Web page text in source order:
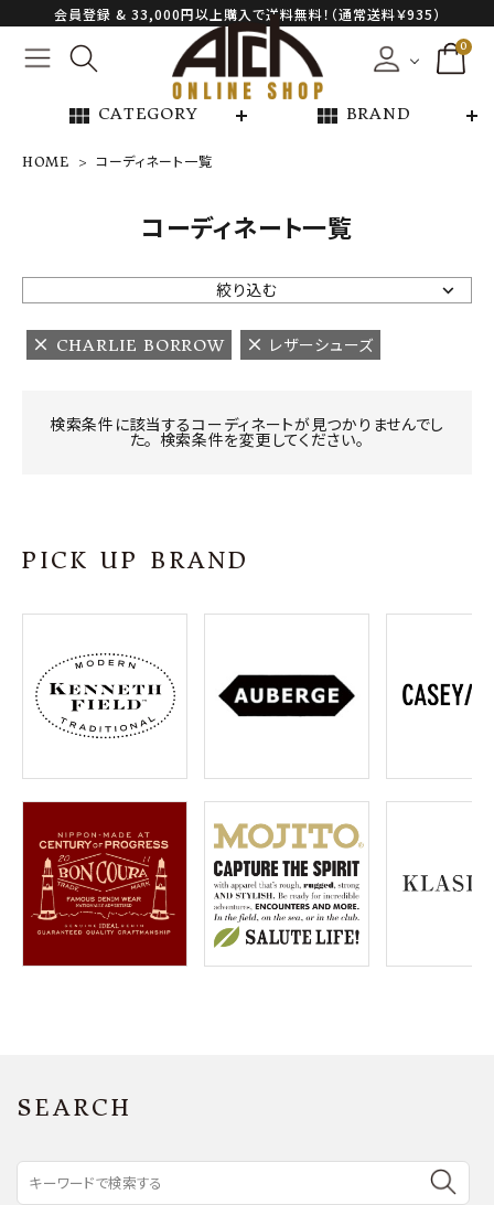
会員登録 & 33,000円以上購入で送料無料！（通常送料￥935）
0
view_module CATEGORY view_module BRAND
NEW ARRIVAL
ARCH EXCLUSIVE
BRAND
INFORMATION
ご利用ガイド
プライバシーポリシー
特定商取引法について
お問い合わせ
OFFICIAL WEB SITE
ACCOUNT MENU
ようこそ ゲスト 様
meeting_room ログイン 会員登録
HOME コーディネート一覧
コーディネート一覧
絞り込む
CHARLIE BORROW レザーシューズ
検索条件に該当するコーディネートが見つかりませんでし
た。 検索条件を変更してください。
PICK UP BRAND
SEARCH